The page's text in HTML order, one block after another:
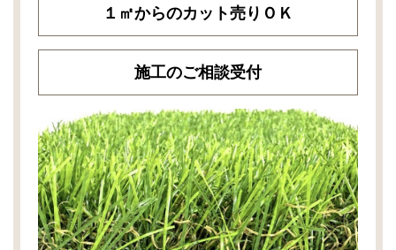
１㎡からのカット売りＯＫ
施工のご相談受付